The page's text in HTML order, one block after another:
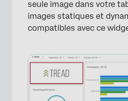
Ancien widget d'image
seule image dans votre
images statiques et
compatibles avec ce